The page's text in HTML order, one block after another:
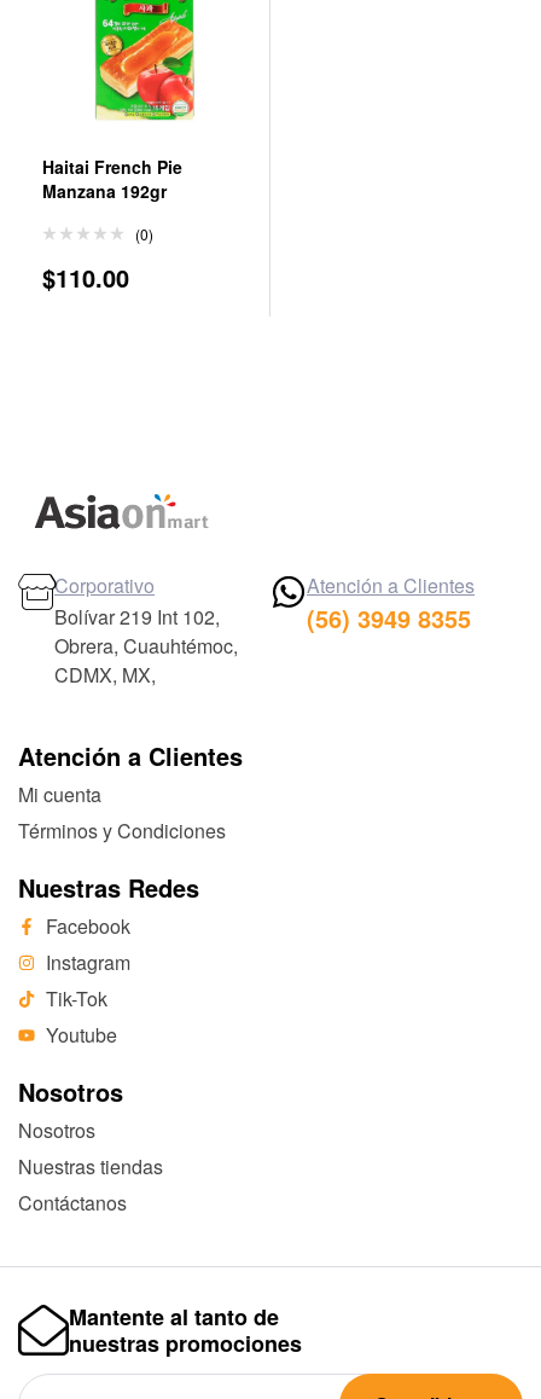
Haitai French Pie
Manzana 192gr
(0)
$110.00
Atención a Clientes
Mi cuenta
Términos y Condiciones
Nuestras Redes
Facebook
Instagram
Tik-Tok
Youtube
Nosotros
Nosotros
Nuestras tiendas
Contáctanos
Corporativo
Bolívar 219 Int 102,
Obrera, Cuauhtémoc,
CDMX, MX,
Atención a Clientes
(56) 3949 8355
Mantente al tanto de
nuestras promociones